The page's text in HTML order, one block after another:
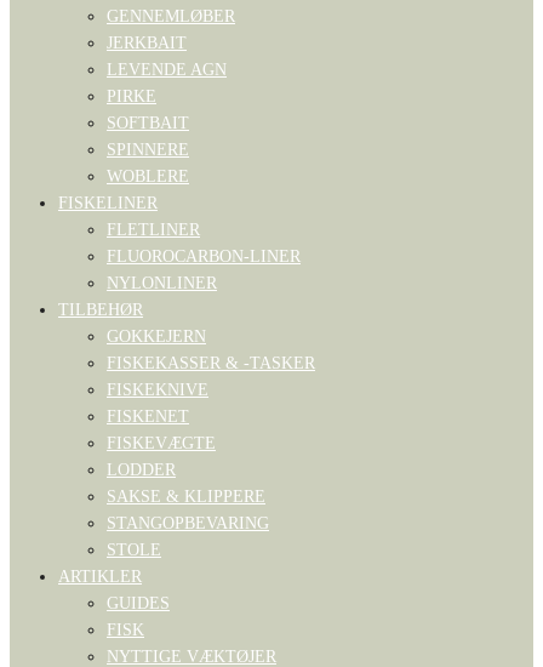
GENNEMLØBER
JERKBAIT
LEVENDE AGN
PIRKE
SOFTBAIT
SPINNERE
WOBLERE
FISKELINER
FLETLINER
FLUOROCARBON-LINER
NYLONLINER
TILBEHØR
GOKKEJERN
FISKEKASSER & -TASKER
FISKEKNIVE
FISKENET
FISKEVÆGTE
LODDER
SAKSE & KLIPPERE
STANGOPBEVARING
STOLE
ARTIKLER
GUIDES
FISK
NYTTIGE VÆKTØJER